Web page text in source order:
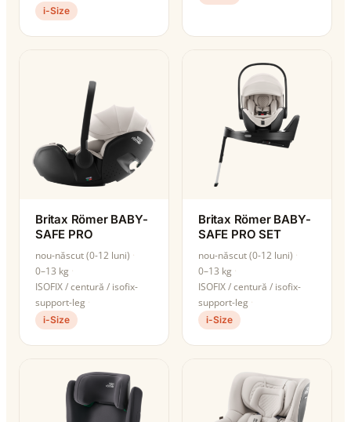
i-Size
Britax Römer BABY-
SAFE PRO
nou-născut (0-12 luni)
0–13 kg
ISOFIX / centură / isofix-
support-leg
i-Size
Britax Römer BABY-
SAFE PRO SET
nou-născut (0-12 luni)
0–13 kg
ISOFIX / centură / isofix-
support-leg
i-Size